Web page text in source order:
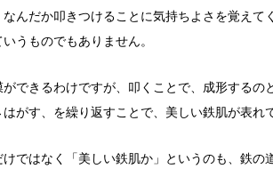
んだか叩きつけることに気持ちよさを覚えて
うものでもありません。
できるわけですが、叩くことで、成形するの
がす、を繰り返すことで、美しい鉄肌が表れ
けではなく「美しい鉄肌か」というのも、鉄の